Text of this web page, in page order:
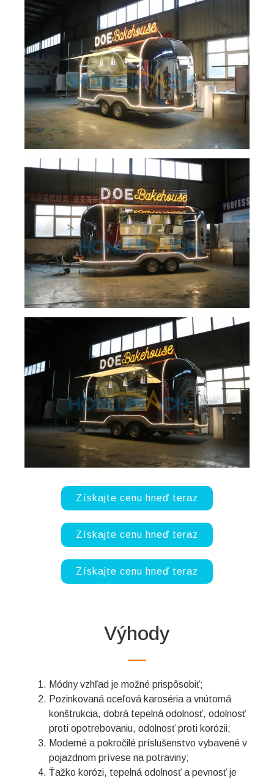
Získajte cenu hneď teraz
Získajte cenu hneď teraz
Získajte cenu hneď teraz
Výhody
Módny vzhľad je možné prispôsobiť;
Pozinkovaná oceľová karoséria a vnútorná
konštrukcia, dobrá tepelná odolnosť, odolnosť
proti opotrebovaniu, odolnosť proti korózii;
Moderné a pokročilé príslušenstvo vybavené v
pojazdnom prívese na potraviny;
Ťažko korózi, tepelná odolnosť a pevnosť je